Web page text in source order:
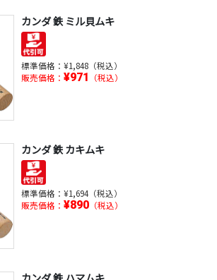
カンダ 鉄 ミル貝ムキ
標準価格： ¥1,848（税込）
販売価格： ¥971 （税込）
カンダ 鉄 カキムキ
標準価格： ¥1,694（税込）
販売価格： ¥890（税込）